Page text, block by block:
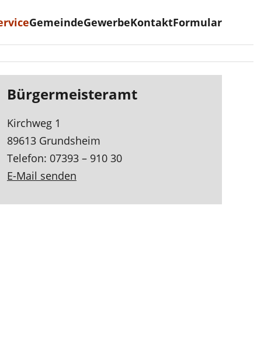
GemeindeGewerbeKontaktFormular
Bürgermeisteramt
Kirchweg 1
89613 Grundsheim
Telefon: 07393 – 910 30
E-Mail senden